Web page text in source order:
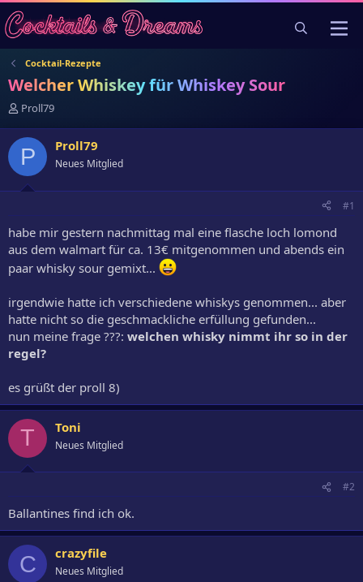
Cocktail-Rezepte
Welcher Whiskey für Whiskey Sour
E
s
t
e
l
l
Proll79
P Proll79
Neues Mitglied
#1
habe mir gestern nachmittag mal eine flasche loch lomond
aus dem walmart für ca. 13€ mitgenommen und abends ein
paar whisky sour gemixt...
irgendwie hatte ich verschiedene whiskys genommen... aber
hatte nicht so die geschmackliche erfüllung gefunden...
nun meine frage ???: welchen whisky nimmt ihr so in der
regel?
es grüßt der proll 8)
T Toni
Neues Mitglied
#2
Ballantines find ich ok.
C crazyfile
Neues Mitglied